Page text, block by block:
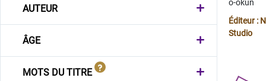
AUTEUR
ÂGE
MOTS DU TITRE
o-okun
Éditeur :
Studio